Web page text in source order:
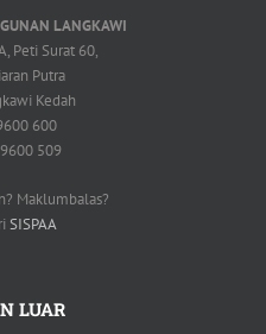
LANGKAWI
Peti Surat 60,
Putra
Kedah
600
509
Maklumbalas?
SISPAA
LUAR